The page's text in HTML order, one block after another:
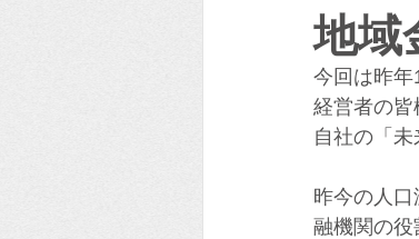
地域
今回は昨年
経営者の皆
自社の「
昨今の人
融機関の